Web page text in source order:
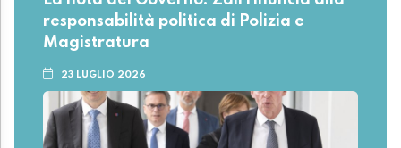
responsabilità politica di Polizia e
Magistratura
23 LUGLIO 2026